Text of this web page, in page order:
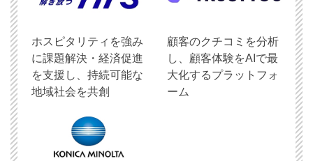
ホスピタリティを強み
に課題解決・経済促進
を支援し、持続可能な
地域社会を共創
顧客のクチコミを分析
し、顧客体験をAIで最
大化するプラットフォ
ーム